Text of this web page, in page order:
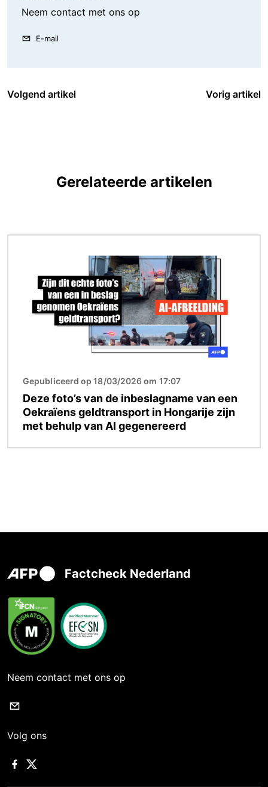
Neem contact met ons op
E-mail
Volgend artikel Vorig artikel
Gerelateerde artikelen
Gepubliceerd op 18/03/2026 om 17:07
Deze foto’s van de inbeslagname van een
Oekraïens geldtransport in Hongarije zijn
met behulp van AI gegenereerd
Factcheck Nederland
Neem contact met ons op
Volg ons